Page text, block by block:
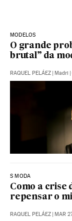
MODELOS
O grande
brutal” da
RAQUEL PELÁEZ Madri
S MODA
Como a crise
repensar o
RAQUEL PELÁEZ MAR